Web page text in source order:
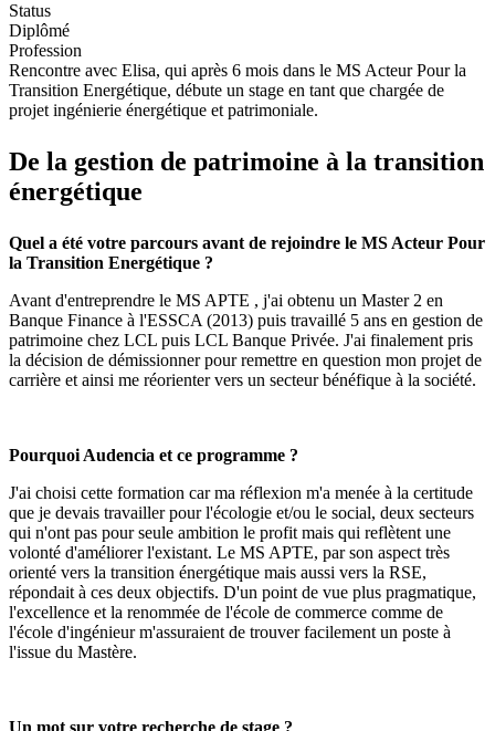
Status
Diplômé
Profession
Rencontre avec Elisa, qui après 6 mois dans le MS Acteur Pour la
Transition Energétique, débute un stage en tant que chargée de
projet ingénierie énergétique et patrimoniale.
De la gestion de patrimoine à la transition
énergétique
Quel a été votre parcours avant de rejoindre le MS Acteur Pour
la Transition Energétique ?
Avant d'entreprendre le MS APTE , j'ai obtenu un Master 2 en
Banque Finance à l'ESSCA (2013) puis travaillé 5 ans en gestion de
patrimoine chez LCL puis LCL Banque Privée. J'ai finalement pris
la décision de démissionner pour remettre en question mon projet de
carrière et ainsi me réorienter vers un secteur bénéfique à la société.
Pourquoi Audencia et ce programme ?
J'ai choisi cette formation car ma réflexion m'a menée à la certitude
que je devais travailler pour l'écologie et/ou le social, deux secteurs
qui n'ont pas pour seule ambition le profit mais qui reflètent une
volonté d'améliorer l'existant. Le MS APTE, par son aspect très
orienté vers la transition énergétique mais aussi vers la RSE,
répondait à ces deux objectifs. D'un point de vue plus pragmatique,
l'excellence et la renommée de l'école de commerce comme de
l'école d'ingénieur m'assuraient de trouver facilement un poste à
l'issue du Mastère.
Un mot sur votre recherche de stage ?